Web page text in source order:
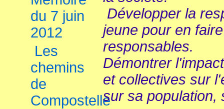
du 7 juin
2012
Les
chemins
de
Compostelle
Développer la
jeune pour en
responsables.
Démontrer
et collectives sur
sur sa population,